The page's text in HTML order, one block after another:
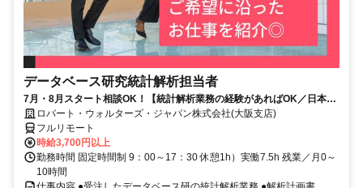
データベース研究統計解析担当者
7月・8月スタート相談OK！【統計解析業務の経験があればOK／日本全
国どこでもOK／完全在宅／時給３７００円／正社員登用可能性あり】統
計解析
ロバート・ウォルターズ・ジャパン株式会社(大阪支店)
フルリモート
時給3,700円以上
勤務時間 固定時間制 9：00～17：30 休憩1h）実働7.5h 残業／月0～
10時間